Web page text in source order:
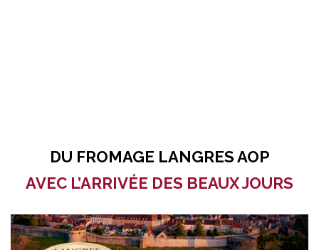
DU FROMAGE LANGRES AOP
AVEC L’ARRIVÉE DES BEAUX JOURS